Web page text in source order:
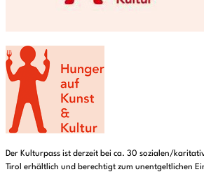
Der Kulturpass ist derzeit bei ca. 30 sozialen/
Tirol erhältlich und berechtigt zum unentgeltlichen